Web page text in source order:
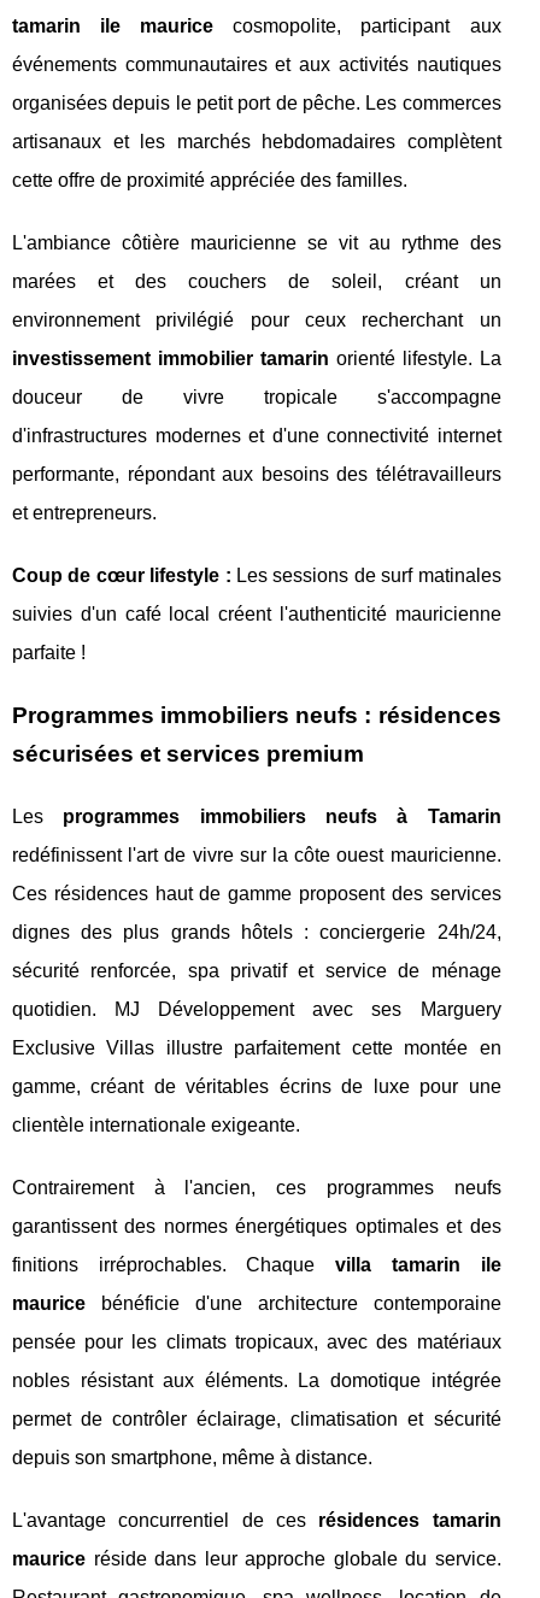
tamarin ile maurice cosmopolite, participant aux
événements communautaires et aux activités nautiques
organisées depuis le petit port de pêche. Les commerces
artisanaux et les marchés hebdomadaires complètent
cette offre de proximité appréciée des familles.
L'ambiance côtière mauricienne se vit au rythme des
marées et des couchers de soleil, créant un
environnement privilégié pour ceux recherchant un
investissement immobilier tamarin orienté lifestyle. La
douceur de vivre tropicale s'accompagne
d'infrastructures modernes et d'une connectivité internet
performante, répondant aux besoins des télétravailleurs
et entrepreneurs.
Coup de cœur lifestyle : Les sessions de surf matinales
suivies d'un café local créent l'authenticité mauricienne
parfaite !
Programmes immobiliers neufs : résidences
sécurisées et services premium
Les programmes immobiliers neufs à Tamarin
redéfinissent l'art de vivre sur la côte ouest mauricienne.
Ces résidences haut de gamme proposent des services
dignes des plus grands hôtels : conciergerie 24h/24,
sécurité renforcée, spa privatif et service de ménage
quotidien. MJ Développement avec ses Marguery
Exclusive Villas illustre parfaitement cette montée en
gamme, créant de véritables écrins de luxe pour une
clientèle internationale exigeante.
Contrairement à l'ancien, ces programmes neufs
garantissent des normes énergétiques optimales et des
finitions irréprochables. Chaquevilla tamarin ile
maurice bénéficie d'une architecture contemporaine
pensée pour les climats tropicaux, avec des matériaux
nobles résistant aux éléments. La domotique intégrée
permet de contrôler éclairage, climatisation et sécurité
depuis son smartphone, même à distance.
L'avantage concurrentiel de ces résidences tamarin
maurice réside dans leur approche globale du service.